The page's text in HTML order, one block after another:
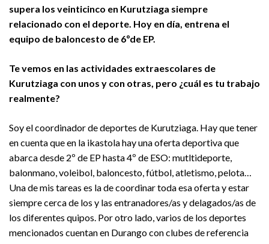
supera los veinticinco en Kurutziaga siempre
relacionado con el deporte. Hoy en día, entrena el
equipo de baloncesto de 6ºde EP.
Te vemos en las actividades extraescolares de
Kurutziaga con unos y con otras, pero ¿cuál es tu trabajo
realmente?
Soy el coordinador de deportes de Kurutziaga. Hay que tener
en cuenta que en la ikastola hay una oferta deportiva que
abarca desde 2º de EP hasta 4º de ESO: mutltideporte,
balonmano, voleibol, baloncesto, fútbol, atletismo, pelota…
Una de mis tareas es la de coordinar toda esa oferta y estar
siempre cerca de los y las entranadores/as y delagados/as de
los diferentes quipos. Por otro lado, varios de los deportes
mencionados cuentan en Durango con clubes de referencia